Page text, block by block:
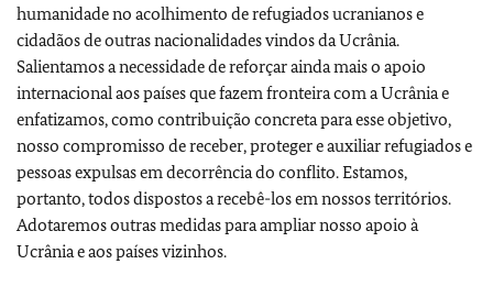
humanidade no acolhimento de refugiados ucranianos e
cidadãos de outras nacionalidades vindos da Ucrânia.
Salientamos a necessidade de reforçar ainda mais o apoio
internacional aos países que fazem fronteira com a Ucrânia e
enfatizamos, como contribuição concreta para esse objetivo,
nosso compromisso de receber, proteger e auxiliar refugiados e
pessoas expulsas em decorrência do conflito. Estamos,
portanto, todos dispostos a recebê-los em nossos territórios.
Adotaremos outras medidas para ampliar nosso apoio à
Ucrânia e aos países vizinhos.